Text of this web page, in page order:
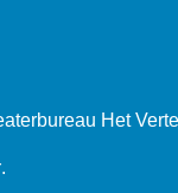
Het
.